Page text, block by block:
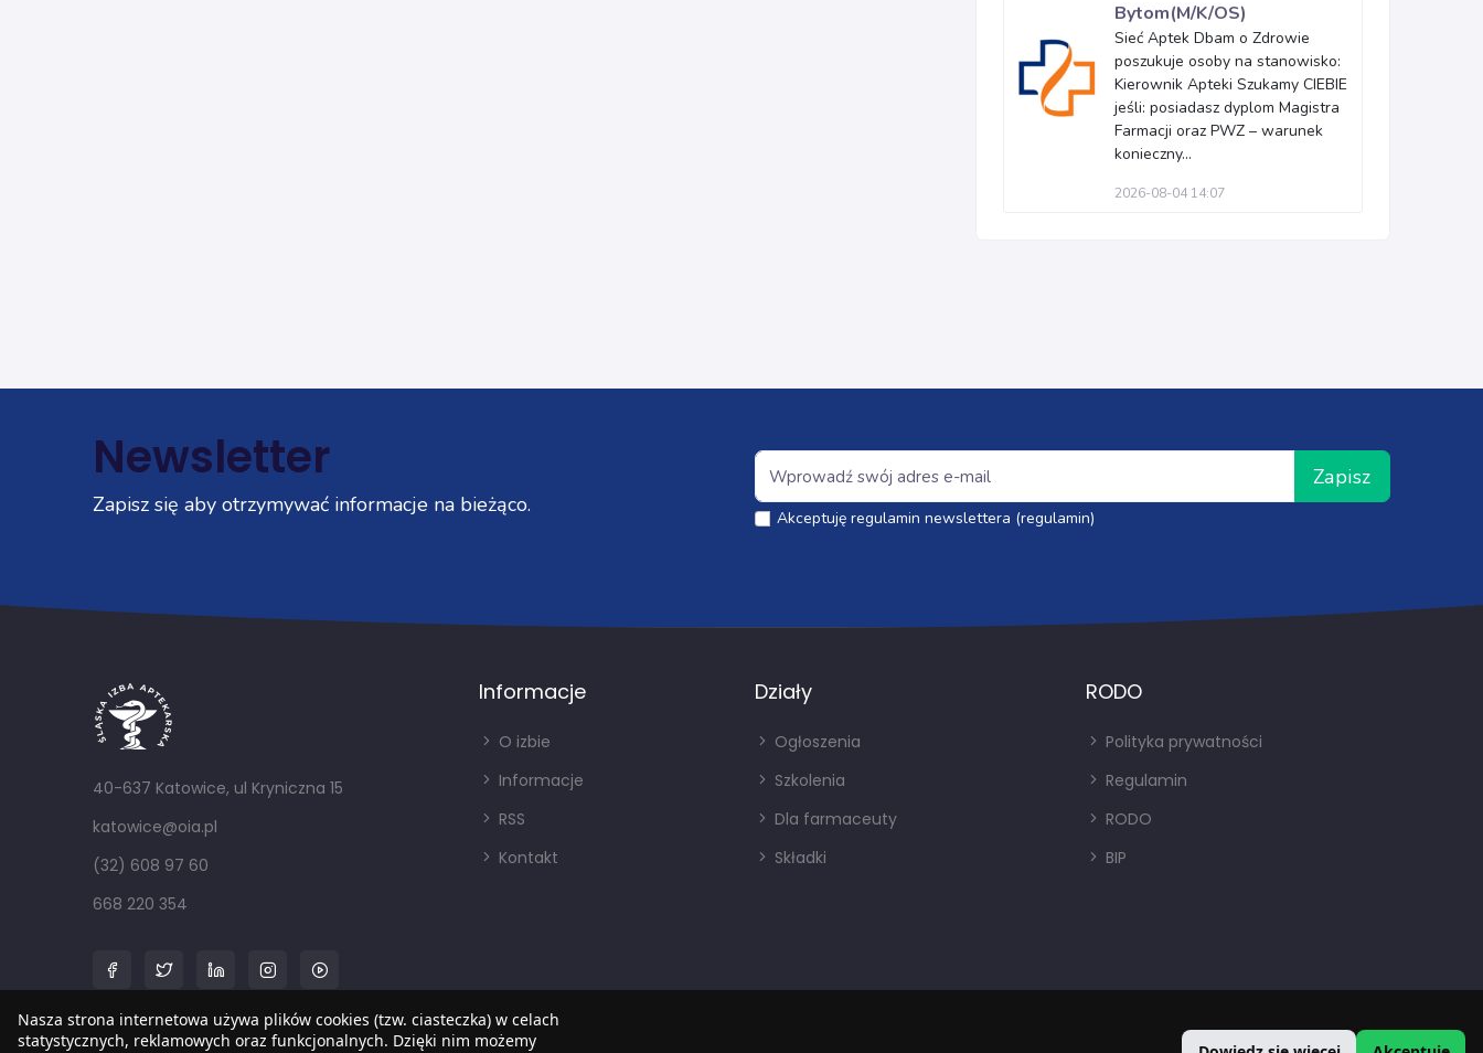
Bytom(M/K/OS)
Sieć Aptek Dbam o Zdrowie
poszukuje osoby na stanowisko:
Kierownik Apteki Szukamy CIEBIE
jeśli: posiadasz dyplom Magistra
Farmacji oraz PWZ – warunek
konieczny...
2026-08-04 14:07
Newsletter
Zapisz się aby otrzymywać informacje na bieżąco.
Zapisz
Akceptuję regulamin newslettera (regulamin)
40-637 Katowice, ul Kryniczna 15
katowice@oia.pl
(32) 608 97 60
668 220 354
Informacje
O izbie
Informacje
RSS
Kontakt
Działy
Ogłoszenia
Szkolenia
Dla farmaceuty
Składki
RODO
Polityka prywatności
Regulamin
RODO
BIP
Nasza strona internetowa używa plików cookies (tzw. ciasteczka) w celach
statystycznych, reklamowych oraz funkcjonalnych. Dzięki nim możemy